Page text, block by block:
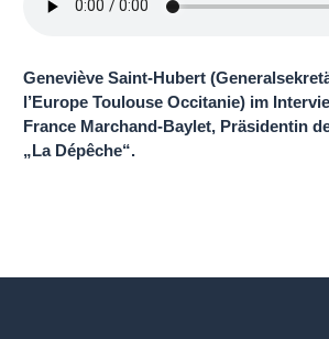
Geneviève Saint-Hubert
l’Europe Toulouse Occitanie) im
France Marchand-Baylet, Präsidentin
„La Dépêche“.